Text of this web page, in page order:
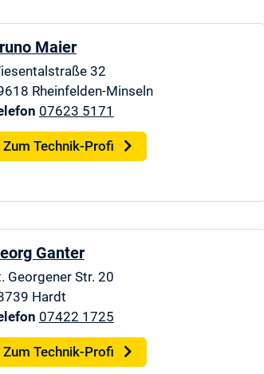
Maier
32
Rheinfelden-Minseln
07623 5171
Zum Technik-Profi
Ganter
Georgener Str. 20
Hardt
07422 1725
Zum Technik-Profi